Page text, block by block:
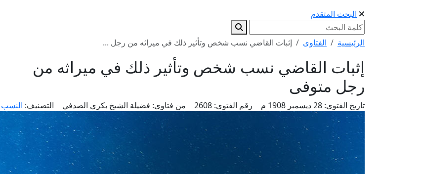
البحث المتقدم
الرئيسية الفتاوى إثبات القاضي نسب شخص وتأثير ذلك في ميراثه من رجل ...
إثبات القاضي نسب شخص وتأثير ذلك في ميراثه من
رجل متوفى
تاريخ الفتوى: رقم الفتوى: من فتاوى: فضيلة الشيخ بكري الصدفي التصنيف: النسب